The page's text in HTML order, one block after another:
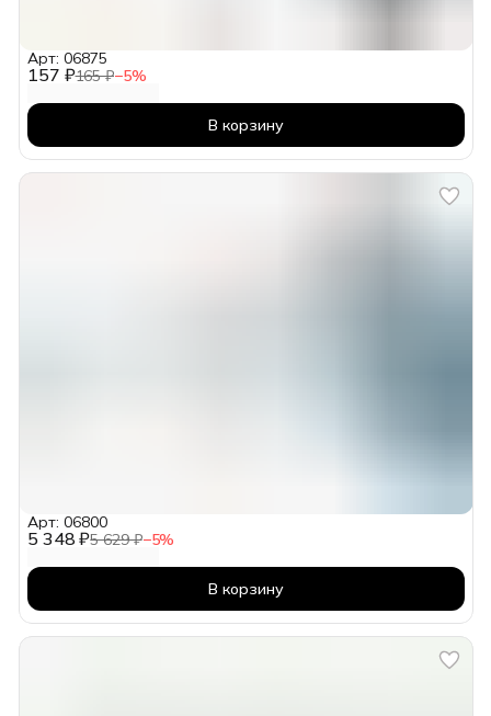
157 ₽165 ₽−5%
Арт: 06875
В корзину
5 348 ₽5 629 ₽−5%
Арт: 06800
В корзину